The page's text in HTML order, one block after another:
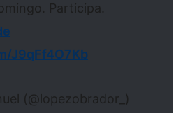
Participa.
J9qFf4O7Kb
(@lopezobrador_)